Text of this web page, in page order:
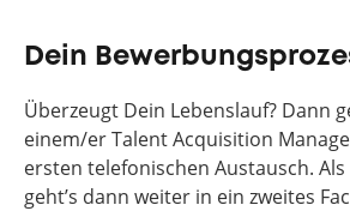
Dein
Überzeugt Dein Lebenslauf? Dann
einem/er Talent Acquisition
ersten telefonischen Austausch.
geht’s dann weiter in ein zweites